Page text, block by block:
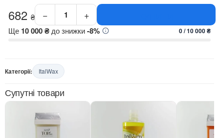
682 ₴ −
Мигдаль
MIRAVEDA
кількість
+
Ще 10 000 ₴ до знижки-8% 0 / 10 000 ₴
Категорії: ItalWax
Супутні товари